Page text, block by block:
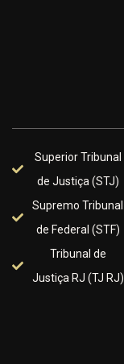
Superior Tribunal
de Justiça (STJ)
Supremo Tribunal
de Federal (STF)
Tribunal de
Justiça RJ (TJ RJ)